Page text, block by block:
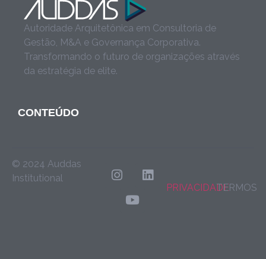
Autoridade Arquitetônica em Consultoria de
Gestão, M&A e Governança Corporativa.
Transformando o futuro de organizações através
da estratégia de elite.
CONTEÚDO
© 2024 Auddas
Institutional
PRIVACIDADETERMOS